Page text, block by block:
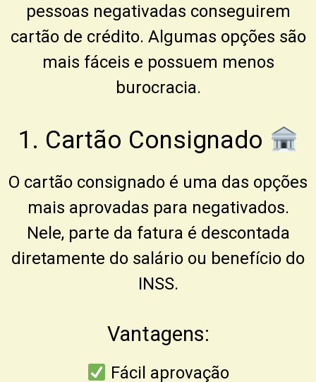
pessoas negativadas conseguirem
cartão de crédito. Algumas opções são
mais fáceis e possuem menos
burocracia.
1. Cartão Consignado
O cartão consignado é uma das opções
mais aprovadas para negativados.
Nele, parte da fatura é descontada
diretamente do salário ou benefício do
INSS.
Vantagens:
Fácil aprovação